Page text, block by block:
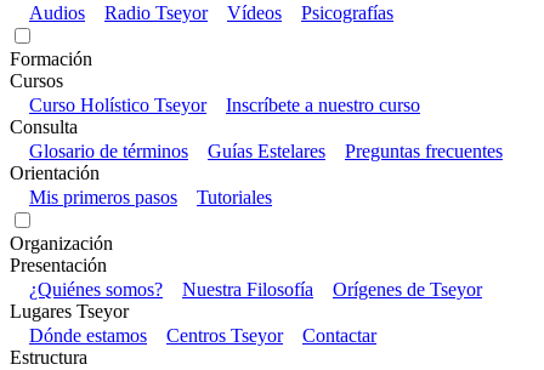
Audios
Radio Tseyor Vídeos Psicografías
Formación
Cursos
Curso Holístico Tseyor
Inscríbete a nuestro curso
Consulta
Glosario de términos
Guías Estelares
Preguntas frecuentes
Orientación
Mis primeros pasos
Tutoriales
Organización
Presentación
¿Quiénes somos?
Nuestra Filosofía
Orígenes de Tseyor
Lugares Tseyor
Dónde estamos
Centros Tseyor
Contactar
Estructura